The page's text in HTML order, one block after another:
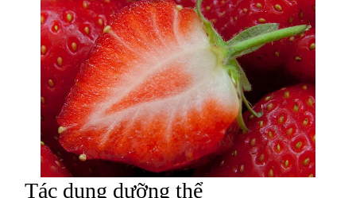
Tác dụng dưỡng thể